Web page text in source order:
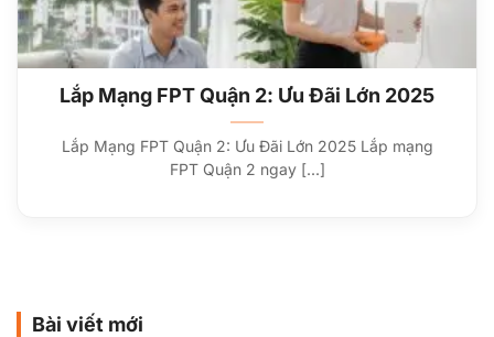
Lắp Mạng FPT Quận 2: Ưu Đãi Lớn 2025
Lắp Mạng FPT Quận 2: Ưu Đãi Lớn 2025 Lắp mạng
FPT Quận 2 ngay [...]
Bài viết mới